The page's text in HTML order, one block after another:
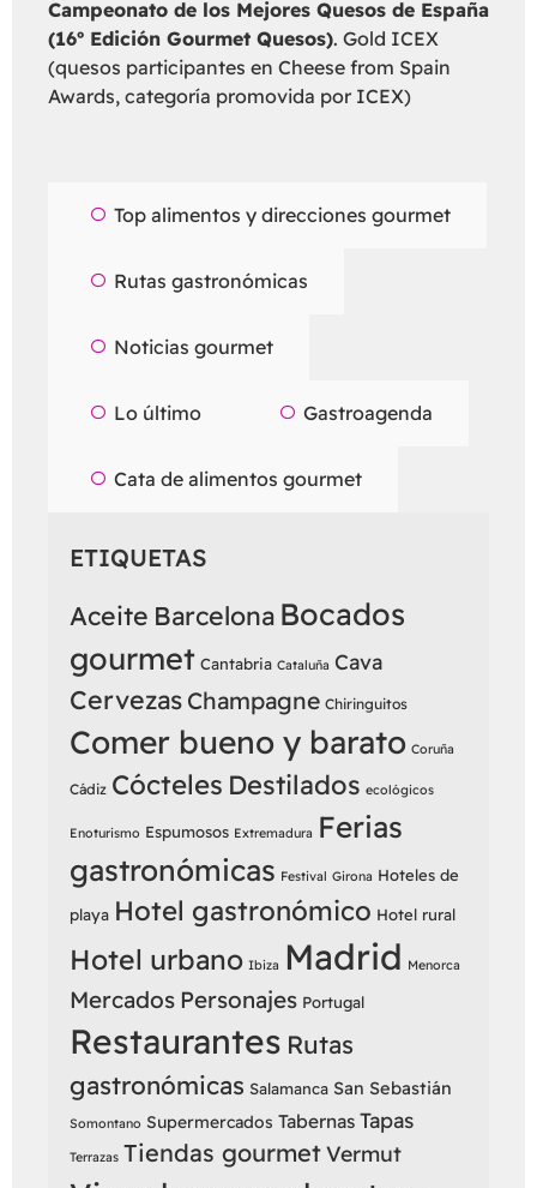
Campeonato de los Mejores Quesos de España
(16º Edición Gourmet Quesos). Gold ICEX
(quesos participantes en Cheese from Spain
Awards, categoría promovida por ICEX)
Top alimentos y direcciones gourmet
Rutas gastronómicas
Noticias gourmet
Lo último Gastroagenda
Cata de alimentos gourmet
ETIQUETAS
Aceite Barcelona Bocados
gourmet Cantabria Cataluña Cava
Cervezas Champagne Chiringuitos
Comer bueno y barato Coruña
Cádiz Cócteles Destilados ecológicos
Enoturismo Espumosos Extremadura Ferias
gastronómicas Festival Girona Hoteles de
playa Hotel gastronómico Hotel rural
Hotel urbano Ibiza Madrid Menorca
Mercados Personajes Portugal
Restaurantes Rutas
gastronómicas Salamanca San Sebastián
Somontano Supermercados Tabernas Tapas
Terrazas Tiendas gourmetVermut